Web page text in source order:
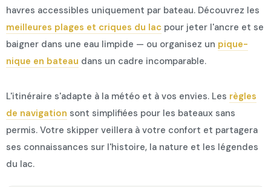
havres accessibles uniquement par bateau. Découvrez les
meilleures plages et criques du lac pour jeter l'ancre et se
baigner dans une eau limpide — ou organisez un pique-
nique en bateau dans un cadre incomparable.
L'itinéraire s'adapte à la météo et à vos envies. Les règles
de navigation sont simplifiées pour les bateaux sans
permis. Votre skipper veillera à votre confort et partagera
ses connaissances sur l'histoire, la nature et les légendes
du lac.